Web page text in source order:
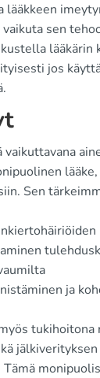
lääkkeen
sen
lääkärin
jos
Sen
ja
tukihoitona